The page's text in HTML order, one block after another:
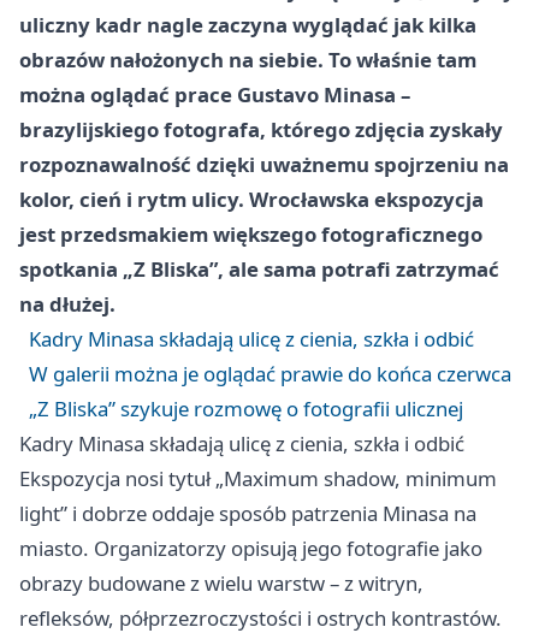
uliczny kadr nagle zaczyna wyglądać jak kilka
obrazów nałożonych na siebie. To właśnie tam
można oglądać prace Gustavo Minasa –
brazylijskiego fotografa, którego zdjęcia zyskały
rozpoznawalność dzięki uważnemu spojrzeniu na
kolor, cień i rytm ulicy. Wrocławska ekspozycja
jest przedsmakiem większego fotograficznego
spotkania „Z Bliska”, ale sama potrafi zatrzymać
na dłużej.
Kadry Minasa składają ulicę z cienia, szkła i odbić
W galerii można je oglądać prawie do końca czerwca
„Z Bliska” szykuje rozmowę o fotografii ulicznej
Kadry Minasa składają ulicę z cienia, szkła i odbić
Ekspozycja nosi tytuł „Maximum shadow, minimum
light” i dobrze oddaje sposób patrzenia Minasa na
miasto. Organizatorzy opisują jego fotografie jako
obrazy budowane z wielu warstw – z witryn,
refleksów, półprzezroczystości i ostrych kontrastów.